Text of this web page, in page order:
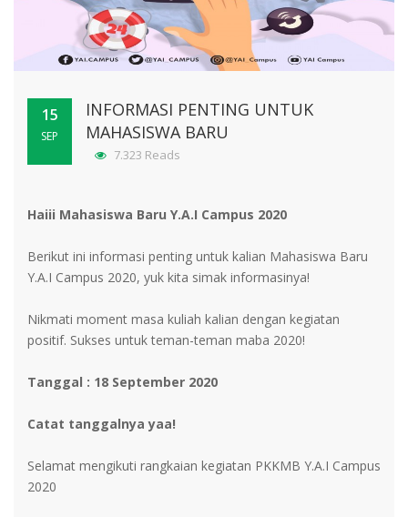
15
SEP
INFORMASI PENTING UNTUK
MAHASISWA BARU
7.323 Reads
Haiii Mahasiswa Baru Y.A.I Campus 2020
Berikut ini informasi penting untuk kalian Mahasiswa Baru
Y.A.I Campus 2020, yuk kita simak informasinya!
Nikmati moment masa kuliah kalian dengan kegiatan
positif. Sukses untuk teman-teman maba 2020!
Tanggal : 18 September 2020
Catat tanggalnya yaa!
Selamat mengikuti rangkaian kegiatan PKKMB Y.A.I Campus
2020